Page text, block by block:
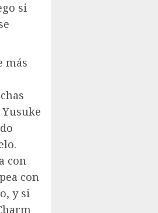
si
más
con
con
y si